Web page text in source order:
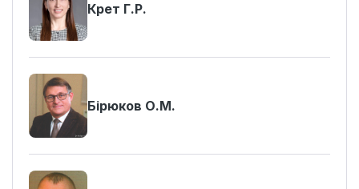
Крет Г.Р.
Бірюков О.М.